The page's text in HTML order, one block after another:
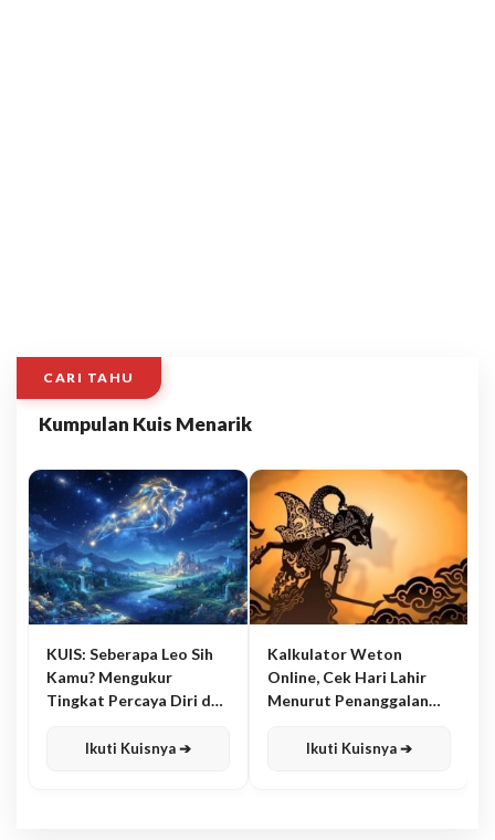
CARI TAHU
Kumpulan Kuis Menarik
KUIS: Seberapa Leo Sih
Kamu? Mengukur
Tingkat Percaya Diri dan
Ikuti Kuisnya ➔
Kalkulator Weton
Online, Cek Hari Lahir
Menurut Penanggalan
Ikuti Kuisnya ➔